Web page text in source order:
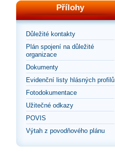
Přílohy
Důležité kontakty
Plán spojení na důležité
organizace
Dokumenty
Evidenční listy hlásných profilů
Fotodokumentace
Užitečné odkazy
POVIS
Výtah z povodňového plánu